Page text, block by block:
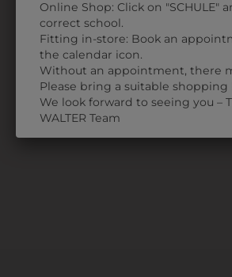
33504006C
HOSE
RUNDUMGUMMI
€ 33,90
Online Shop: Click on "SCHULE"
correct school.
Fitting in-store: Book an
the calendar icon.
Without an appointment, there
Please bring a suitable shopping
We look forward to seeing you –
WALTER Team